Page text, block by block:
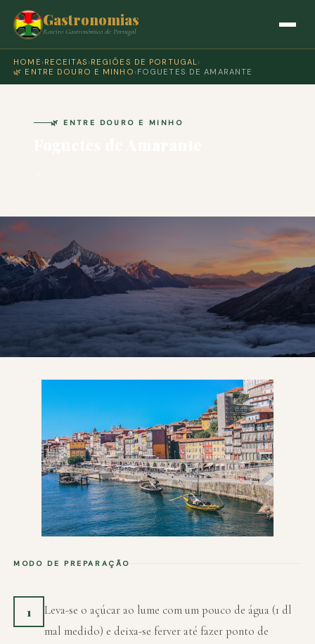
Gastronomias
Roteiro Gastronómico de Portugal
HOME › RECEITAS › REGIÕES DE PORTUGAL›
🌿 ENTRE DOURO E MINHO › FOGUETES DE AMARANTE
🌿 ENTRE DOURO E MINHO
MODO DE PREPARAÇÃO
1
Leva-se o açúcar ao lume com um pouco de água (1 dl
mal medido) e deixa-se ferver até fazer ponto de